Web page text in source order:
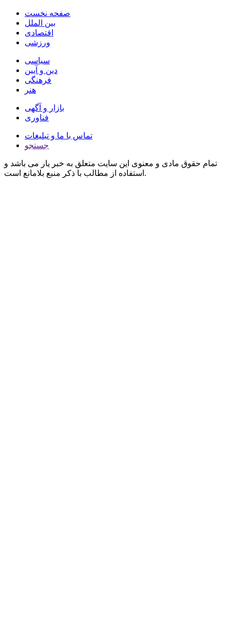
صفحه نخست
بین الملل
اقتصادی
ورزشی
سیاسی
دین و آیین
فرهنگی
هنر
بازار و آگهی
فناوری
تماس با ما و تبلیغات
جستجو
تمام حقوق مادی و معنوی این سایت متعلق به خبر یار می باشد و
استفاده از مطالب با ذکر منبع بلامانع است.